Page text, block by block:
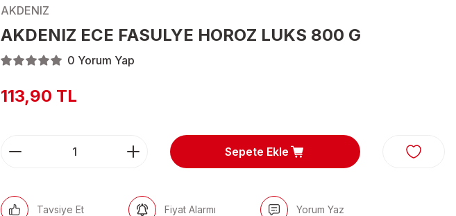
AKDENIZ
AKDENIZ ECE FASULYE HOROZ LUKS 800 G
0 Yorum Yap
113,90 TL
Sepete Ekle
Tavsiye Et Fiyat Alarmı Yorum Yaz